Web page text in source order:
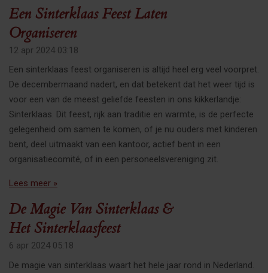
Een Sinterklaas Feest Laten
Organiseren
12 apr 2024 03:18
Een sinterklaas feest organiseren is altijd heel erg veel voorpret.
De decembermaand nadert, en dat betekent dat het weer tijd is
voor een van de meest geliefde feesten in ons kikkerlandje:
Sinterklaas. Dit feest, rijk aan traditie en warmte, is de perfecte
gelegenheid om samen te komen, of je nu ouders met kinderen
bent, deel uitmaakt van een kantoor, actief bent in een
organisatiecomité, of in een personeelsvereniging zit.
Lees meer »
De Magie Van Sinterklaas &
Het Sinterklaasfeest
6 apr 2024 05:18
De magie van sinterklaas waart het hele jaar rond in Nederland.